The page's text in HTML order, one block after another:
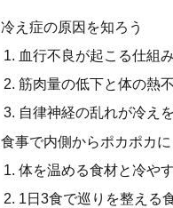
冷え症の原因を知ろう
血行不良が起こる仕組
筋肉量の低下と体の熱
自律神経の乱れが冷え
食事で内側からポカポカに
体を温める食材と冷や
1日3食で巡りを整える